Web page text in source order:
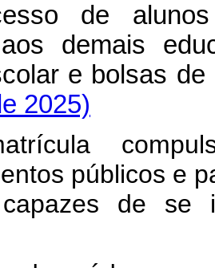
de alunos
demais
e bolsas
2025)
públicos e
capazes de se